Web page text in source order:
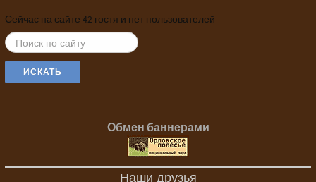
Сейчас на сайте 42 гостя и нет пользователей
ИСКАТЬ...
ИСКАТЬ
Обмен баннерами
Наши друзья